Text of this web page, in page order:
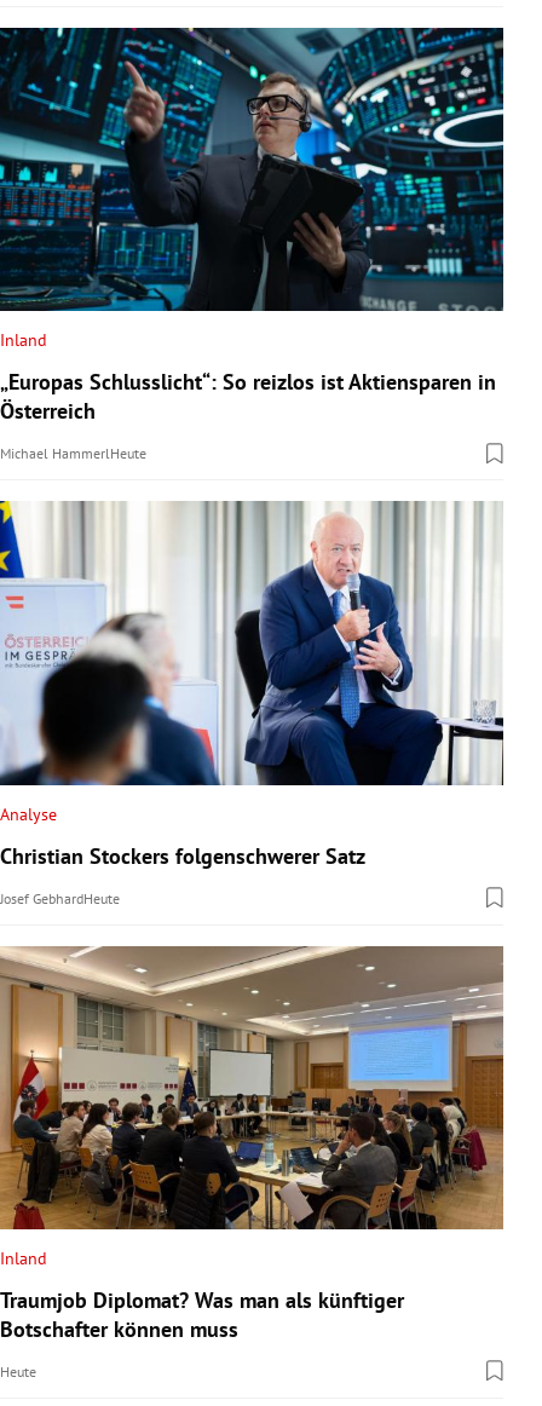
Untermenü
Inland
„Europas Schlusslicht“: So reizlos ist Aktiensparen in
Österreich
Michael HammerlHeute
Analyse
Christian Stockers folgenschwerer Satz
Josef GebhardHeute
Inland
Traumjob Diplomat? Was man als künftiger
Botschafter können muss
Heute